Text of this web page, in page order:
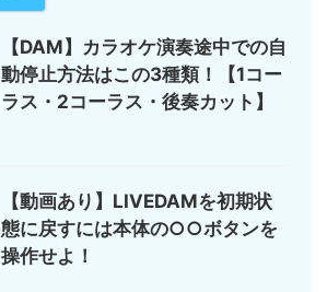
【DAM】カラオケ演奏途中での自
動停止方法はこの3種類！【1コー
ラス・2コーラス・後奏カット】
【動画あり】LIVEDAMを初期状
態に戻すには本体の○○ボタンを
操作せよ！